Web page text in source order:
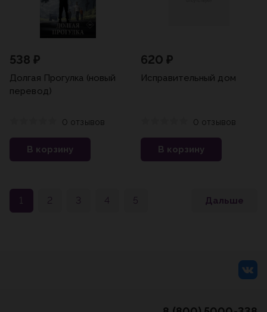
538 ₽
Долгая Прогулка (новый
перевод)
0 отзывов
В корзину
620 ₽
Исправительный дом
0 отзывов
В корзину
1 2 3 4 5 Дальше